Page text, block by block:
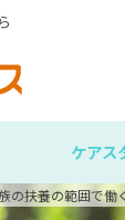
ケアス
の扶養の範囲で働